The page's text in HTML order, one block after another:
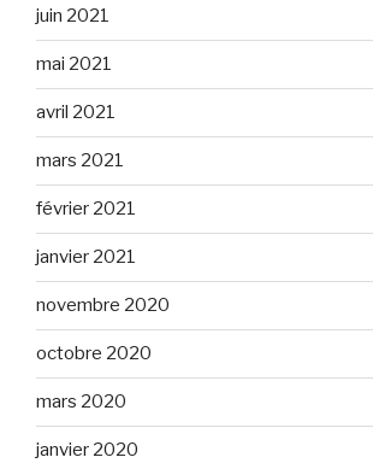
juin 2021
mai 2021
avril 2021
mars 2021
février 2021
janvier 2021
novembre 2020
octobre 2020
mars 2020
janvier 2020